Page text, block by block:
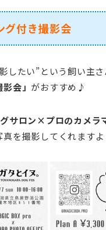
付き撮影会
したい”という飼い主さ
会」 がおすすめ♪
サロン×プロのカメラ
を撮影してくれますよ